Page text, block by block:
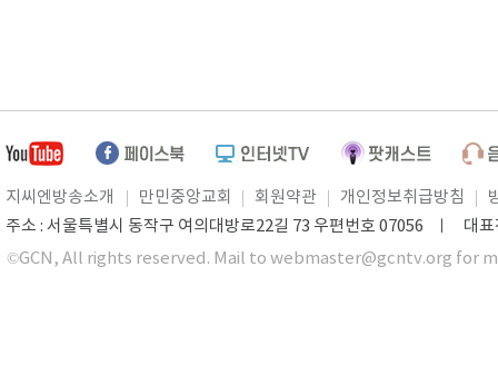
지씨엔방송소개 만민중앙교회 회원약관 개인정보취급방침
주소 : 서울특별시 동작구 여의대방로22길 73 우편번호 07056 ㅣ 대
©GCN, All rights reserved. Mail to webmaster@gcntv.org for